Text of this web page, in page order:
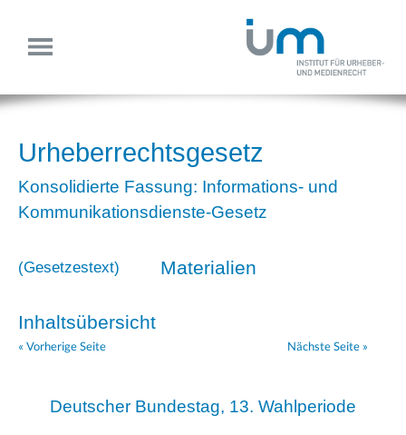
Urheberrechtsgesetz
Konsolidierte Fassung: Informations- und
Kommunikationsdienste-Gesetz
Materialien
(Gesetzestext)
Inhaltsübersicht
« Vorherige Seite Nächste Seite »
Deutscher Bundestag, 13. Wahlperiode